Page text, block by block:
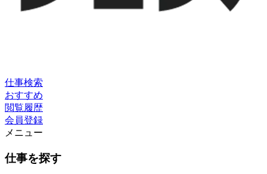
仕事検索
おすすめ
閲覧履歴
会員登録
メニュー
仕事を探す